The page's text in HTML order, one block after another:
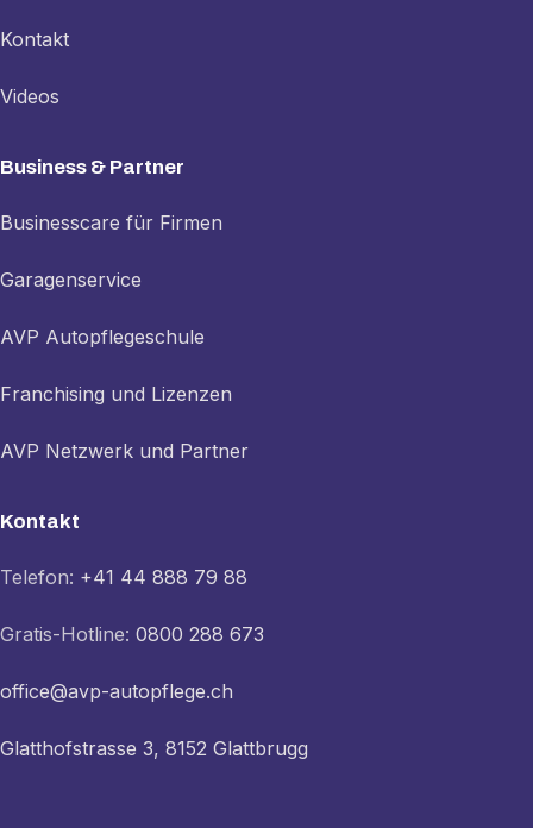
Kontakt
Videos
Business & Partner
Businesscare für Firmen
Garagenservice
AVP Autopflegeschule
Franchising und Lizenzen
AVP Netzwerk und Partner
Kontakt
Telefon: +41 44 888 79 88
Gratis-Hotline: 0800 288 673
office@avp-autopflege.ch
Glatthofstrasse 3, 8152 Glattbrugg